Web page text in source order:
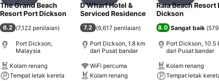
The Grand Beach
Resort Port Dickson
6.2 (7,122 penilaian)
Port Dickson,
Malaysia
Kolam renang
Tempat letak kereta
D'Wharf Hotel &
Serviced Residence
7.2 (9,617 penilaian)
Port Dickson, 1.8 km
dari Pusat bandar
WiFi percuma
Kolam renang
Raia Beach Resort
Dickson
8.0 Sangat baik (
Port Dickson, 10.5
dari Pusat bandar
Kolam renang
Tempat letak